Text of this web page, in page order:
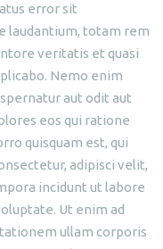
error sit
laudantium, totam rem
veritatis et quasi
Nemo enim
aut odit aut
eos qui ratione
quisquam est, qui
adipisci velit,
incidunt ut labore
Ut enim ad
ullam corporis